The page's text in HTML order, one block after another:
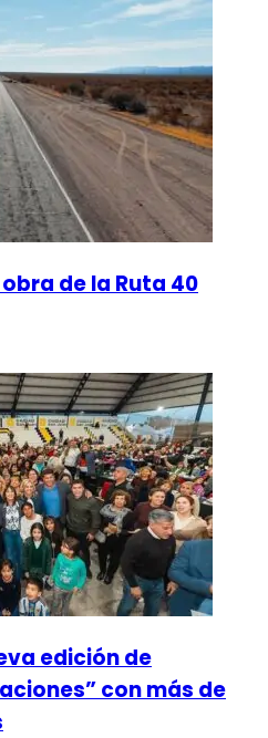
de la Ruta 40
edición de
con más de